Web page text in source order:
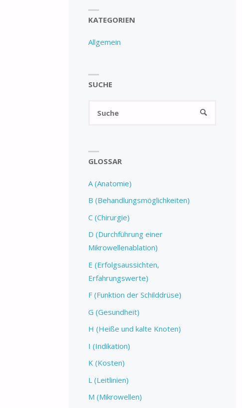
KATEGORIEN
Allgemein
SUCHE
GLOSSAR
A (Anatomie)
B (Behandlungsmöglichkeiten)
C (Chirurgie)
D (Durchführung einer
Mikrowellenablation)
E (Erfolgsaussichten,
Erfahrungswerte)
F (Funktion der Schilddrüse)
G (Gesundheit)
H (Heiße und kalte Knoten)
I (Indikation)
K (Kosten)
L (Leitlinien)
M (Mikrowellen)